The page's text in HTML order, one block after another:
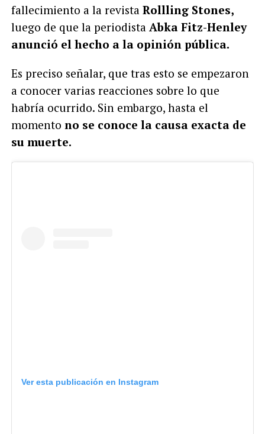
fallecimiento a la revista Rollling Stones,
luego de que la periodista Abka Fitz-Henley
anunció el hecho a la opinión pública.
Es preciso señalar, que tras esto se empezaron
a conocer varias reacciones sobre lo que
habría ocurrido. Sin embargo, hasta el
momento no se conoce la causa exacta de
su muerte.
Ver esta publicación en Instagram